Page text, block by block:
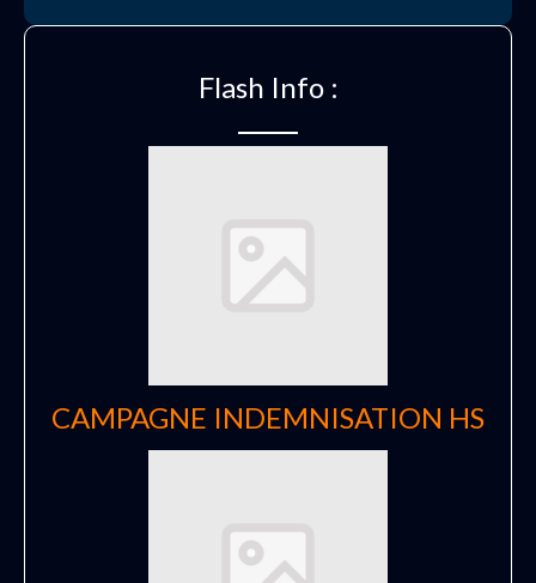
Flash Info :
CAMPAGNE INDEMNISATION HS